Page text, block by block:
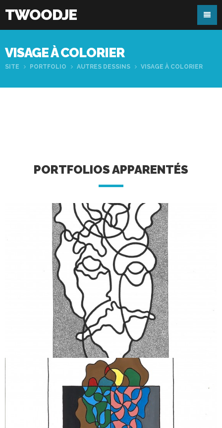
TWOODJE
VISAGE À COLORIER
SITE PORTFOLIO AUTRES DESSINS VISAGE À COLORIER
PORTFOLIOS APPARENTÉS